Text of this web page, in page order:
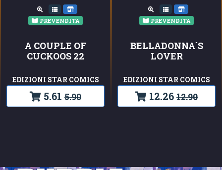
PREVENDITA
A COUPLE OF
CUCKOOS 22
EDIZIONI STAR COMICS
5.61 5.90
PREVENDITA
BELLADONNA`S
LOVER
EDIZIONI STAR COMICS
12.26 12.90